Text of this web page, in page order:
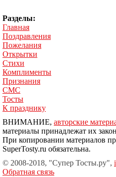
Разделы:
Главная
Поздравления
Пожелания
Открытки
Стихи
Комплименты
Признания
СМС
Тосты
К празднику
ВНИМАНИЕ, авторские
материалы принадлежат их
При копировании материалов
SuperTosty.ru обязательна.
© 2008-2018, "Супер Тосты.ру",
Обратная связь